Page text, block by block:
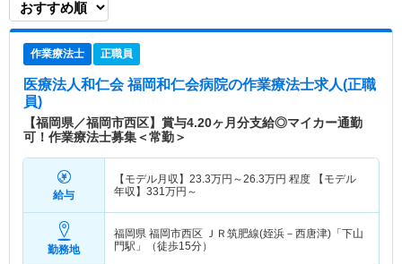
作業療法士 正職員
医療法人和仁会 福岡和仁会病院の作業療法士求人(正職
員)
【福岡県／福岡市西区】賞与4.20ヶ月分支給◎マイカー通勤
可！作業療法士募集＜常勤＞
給与
【モデル月収】 23.3万円～26.3万円 程度 【モデル
年収】 331 万円～
勤務地
福岡県 福岡市西区
ＪＲ筑肥線(姪浜－西唐津)「下山
門駅」（徒歩15分）